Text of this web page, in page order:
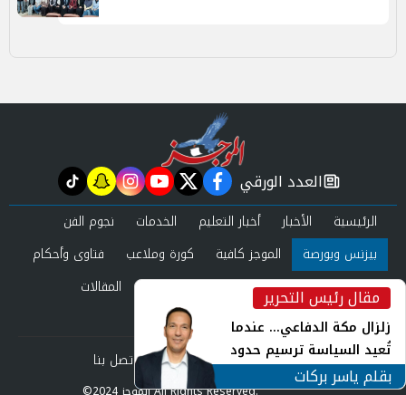
مقال رئيس التحرير
زلزال مكة الدفاعي... عندما
تُعيد السياسة ترسيم حدود
الأمن القومي العربي
بقلم ياسر بركات
newspaper
العدد الورقي facebook
twitter
youtube
instagram
snapchat
tiktok
الرئيسية الأخبار أخبار التعليم الخدمات
نجوم الفن
بيزنس وبورصة
الموجز كافية كورة وملاعب
فتاوى وأحكام
صحة وجمال
عرب وعالم حوادث ومحاكم
المقالات
العدد الورقي
من نحن
سياسة الخصوصية اتصل بنا